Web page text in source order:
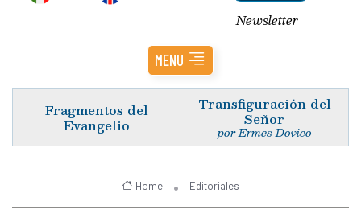
Newsletter
MENU
Fragmentos del
Evangelio
Transfiguración del
Señor
por Ermes Dovico
Home Editoriales